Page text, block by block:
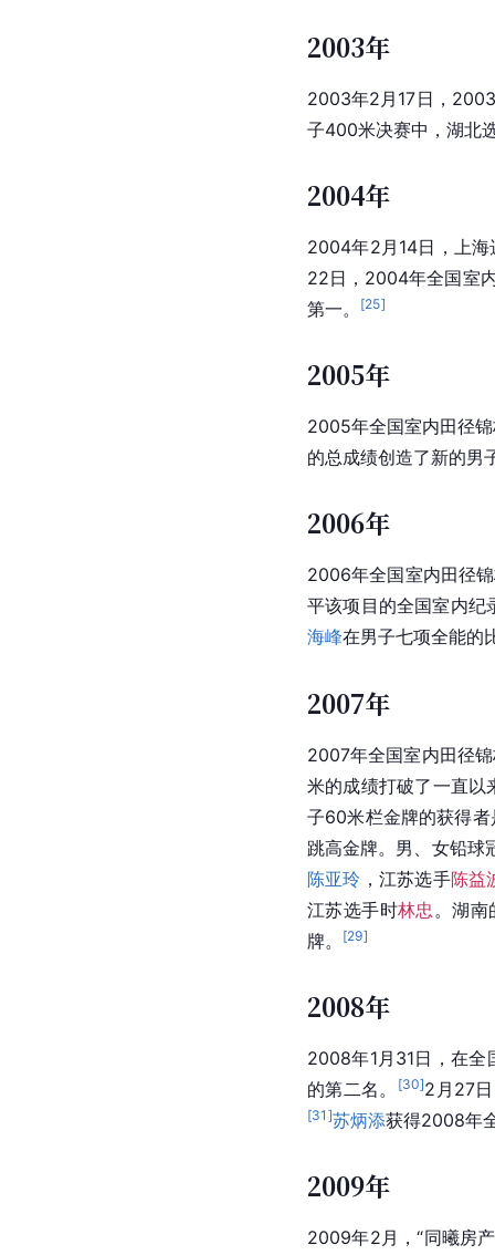
2003年
2003年2月17日，
子400米决赛中，湖北
2004年
2004年2月14日，上海
22日，2004年全国室
第一。
[25]
2005年
2005年全国室内田径
的总成绩创造了新的男
2006年
2006年全国室内田径
平该项目的全国室内纪
海峰在男子七项全能的
2007年
2007年全国室内田径
米的成绩打破了一直以
子60米栏金牌的获得者
跳高金牌。男、女铅球
陈亚玲 ，江苏选手陈益
江苏选手时林忠 。湖南
牌。 [29]
2008年
2008年1月31日，在全
的第二名。
[30]2月27
[31 ]苏炳添获得2008年
2009年
2009年2月，“同曦房